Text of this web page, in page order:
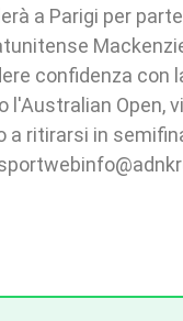
a Parigi per
confidenza
l'Australian Open,
ritirarsi in